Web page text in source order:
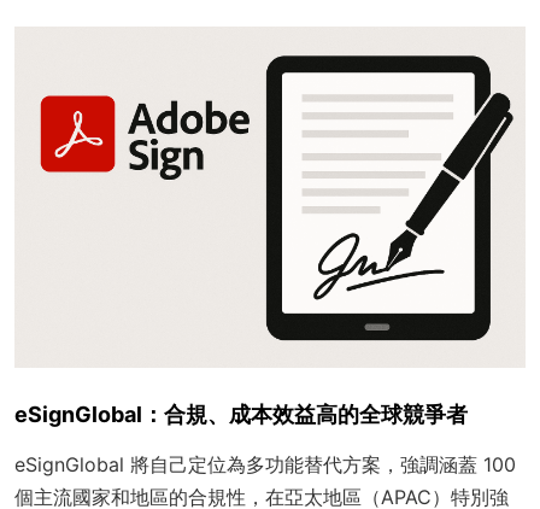
eSignGlobal：合規、成本效益高的全球競爭者
eSignGlobal 將自己定位為多功能替代方案，強調涵蓋 100
個主流國家和地區的合規性，在亞太地區（APAC）特別強